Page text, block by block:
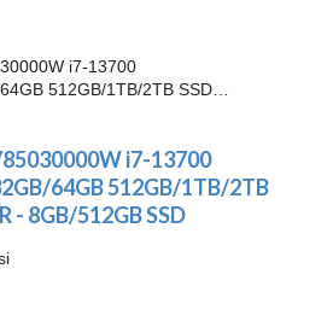
i7-13700
512GB/1TB/2TB SSD…
i7-13700
64GB 512GB/1TB/2TB
- 8GB/512GB SSD